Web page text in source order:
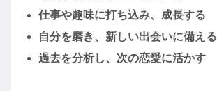
仕事や趣味に打ち込み、成長する
自分を磨き、新しい出会いに備える
過去を分析し、次の恋愛に活かす